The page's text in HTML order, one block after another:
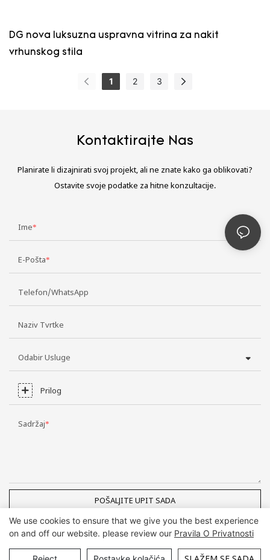
DG nova luksuzna uspravna vitrina za nakit
vrhunskog stila
1 2 3
Kontaktirajte Nas
Planirate li dizajnirati svoj projekt, ali ne znate kako ga oblikovati?
Ostavite svoje podatke za hitne konzultacije.
Ime
E-Pošta
Telefon/WhatsApp
Naziv Tvrtke
Odabir Usluge
Prilog
Sadržaj
POŠALJITE UPIT SADA
Autorska prava © Guangzhou DG Furniture Co., Ltd. |Mapa stranice
We use cookies to ensure that we give you the best experience
on and off our website. please review our Pravila O Privatnosti